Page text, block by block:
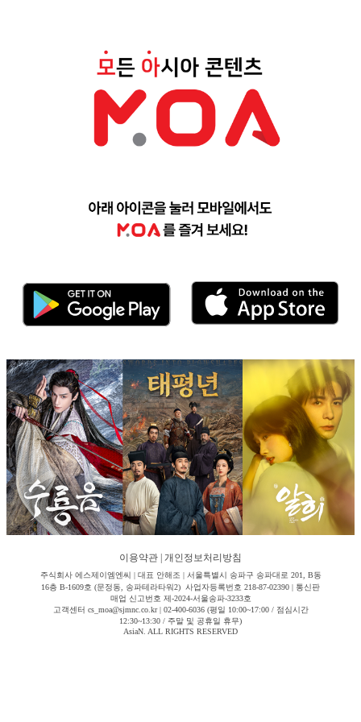
이용약관 개인정보처리방침
주식회사 에스제이엠엔씨 | 대표 안해조 | 서울특별시 송파구 송파대로 201, B동
16층 B-1609호 (문정동, 송파테라타워2) 사업자등록번호 218-87-02390 | 통신판
매업 신고번호 제-2024-서울송파-3233호
고객센터 cs_moa@sjmnc.co.kr | 02-400-6036 (평일 10:00~17:00 / 점심시간
12:30~13:30 / 주말 및 공휴일 휴무)
AsiaN. ALL RIGHTS RESERVED